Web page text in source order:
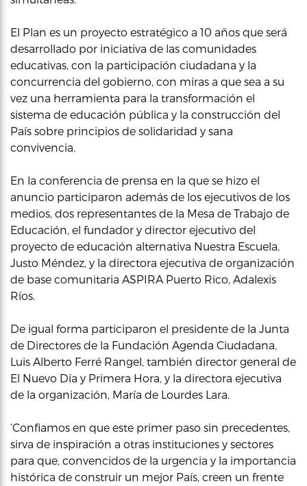
El Plan es un proyecto estratégico a 10 años que será
desarrollado por iniciativa de las comunidades
educativas, con la participación ciudadana y la
concurrencia del gobierno, con miras a que sea a su
vez una herramienta para la transformación el
sistema de educación pública y la construcción del
País sobre principios de solidaridad y sana
convivencia.
En la conferencia de prensa en la que se hizo el
anuncio participaron además de los ejecutivos de los
medios, dos representantes de la Mesa de Trabajo de
Educación, el fundador y director ejecutivo del
proyecto de educación alternativa Nuestra Escuela,
Justo Méndez, y la directora ejecutiva de organización
de base comunitaria ASPIRA Puerto Rico, Adalexis
Ríos.
De igual forma participaron el presidente de la Junta
de Directores de la Fundación Agenda Ciudadana,
Luis Alberto Ferré Rangel, también director general de
El Nuevo Día y Primera Hora, y la directora ejecutiva
de la organización, María de Lourdes Lara.
‘Confiamos en que este primer paso sin precedentes,
sirva de inspiración a otras instituciones y sectores
para que, convencidos de la urgencia y la importancia
histórica de construir un mejor País, creen un frente